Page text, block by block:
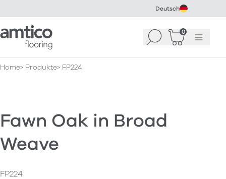
Deutsch
Amtico Flooring Suchen 0
WarenkorbMenü
Home Produkte FP224
Fawn Oak in Broad
Weave
FP224